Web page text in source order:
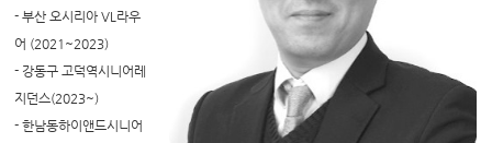
- 부산 오시리아 VL라우
어 (2021~2023)
- 강동구 고덕역시니어레
지던스(2023~)
- 한남동하이앤드시니어